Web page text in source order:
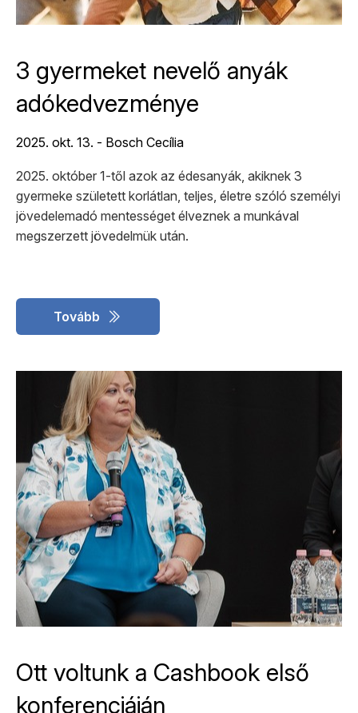
3 gyermeket nevelő anyák
adókedvezménye
2025. okt. 13. - Bosch Cecília
2025. október 1-től azok az édesanyák, akiknek 3
gyermeke született korlátlan, teljes, életre szóló személyi
jövedelemadó mentességet élveznek a munkával
megszerzett jövedelmük után.
Tovább
Ott voltunk a Cashbook első
konferenciáján